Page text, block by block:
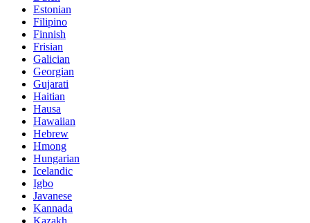
Estonian
Filipino
Finnish
Frisian
Galician
Georgian
Gujarati
Haitian
Hausa
Hawaiian
Hebrew
Hmong
Hungarian
Icelandic
Igbo
Javanese
Kannada
Kazakh